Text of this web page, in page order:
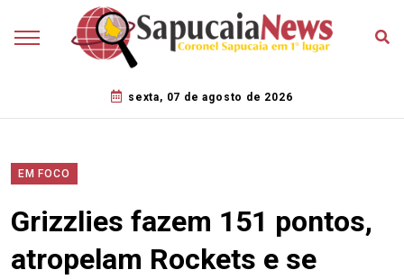
sexta, 07 de agosto de 2026
EM FOCO
Grizzlies fazem 151 pontos,
atropelam Rockets e se